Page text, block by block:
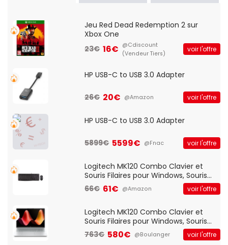
Jeu Red Dead Redemption 2 sur
Xbox One
23€ 16€ @Cdiscount
(Vendeur Tiers)
voir l'offre
HP USB-C to USB 3.0 Adapter
26€ 20€ @Amazon voir l'offre
HP USB-C to USB 3.0 Adapter
5899€ 5599€ @Fnac voir l'offre
Logitech MK120 Combo Clavier et
Souris Filaires pour Windows, Souris
Optique Filaire, Connexion USB Plug
And Play, Confortable, Taille
QWERTY UK - Noir
66€ 61€ @Amazon voir l'offre
Logitech MK120 Combo Clavier et
Souris Filaires pour Windows, Souris
Optique Filaire, Connexion USB Plug
And Play, Confortable, Taille
763€ 580€ @Boulanger voir l'offre